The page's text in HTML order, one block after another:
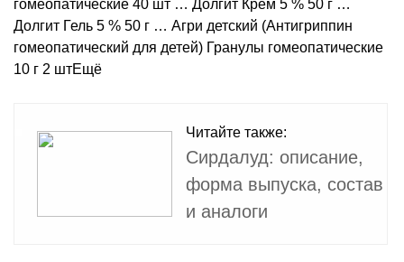
гомеопатические 40 шт … Долгит Крем 5 % 50 г …
Долгит Гель 5 % 50 г … Агри детский (Антигриппин
гомеопатический для детей) Гранулы гомеопатические
10 г 2 штЕщё
Читайте также:
Сирдалуд: описание,
форма выпуска, состав
и аналоги